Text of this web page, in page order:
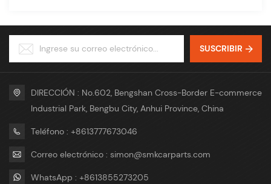
SUSCRIBIR
DIRECCIÓN : No.602, Bengshan Cross-Border E-commerce
Industrial Park, Bengbu City, Anhui Province, China
Teléfono : +8613777673046
Correo electrónico : simon@smkcarparts.com
WhatsApp : +8613855273205